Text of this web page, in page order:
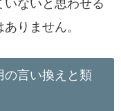
いないと思わせる
りません。
の言い換えと類